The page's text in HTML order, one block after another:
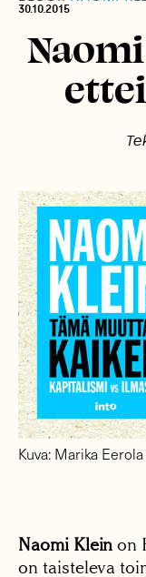
30.10.2015
Kuva: Marika
Naomi Klein on
on taisteleva